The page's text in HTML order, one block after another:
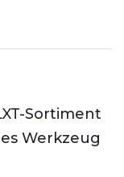
Sortiment
Werkzeug